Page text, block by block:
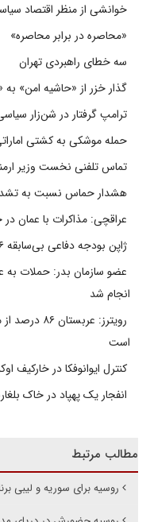
خوانشی از منظر اقتصاد
«محاصره در برابر محاصره»
سه خطای راهبردی تهران
گذار خزر از «حاشیه امن» به
ترامپ گرفتار در شن‌زار
حمله موشکی به کشتی
تماس تلفنی نخست وزیر
هشدار حماس نسبت به
عراقچی: مذاکرات با عمان
ژاپن بودجه دفاعی بی‌سابقه ۵۶ میلیارد دلاری را در نظر دارد
عضو سازمان بدر: حملات به
انجام شد
رویترز:
است
کنترل ایوانوفکا در خارکیف
انفجار یک پهپاد در خاک
مطالب مرتبط
روسیه برای سوریه و لیبی